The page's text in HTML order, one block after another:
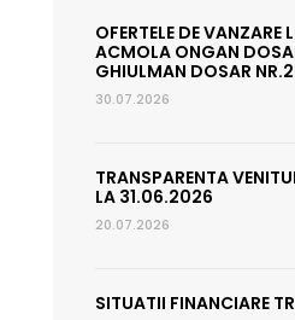
OFERTELE DE
ACMOLA ONGAN
GHIULMAN DOSAR
30.07.2026
TRANSPARENTA
LA 31.06.2026
20.07.2026
SITUATII FINANCIARE